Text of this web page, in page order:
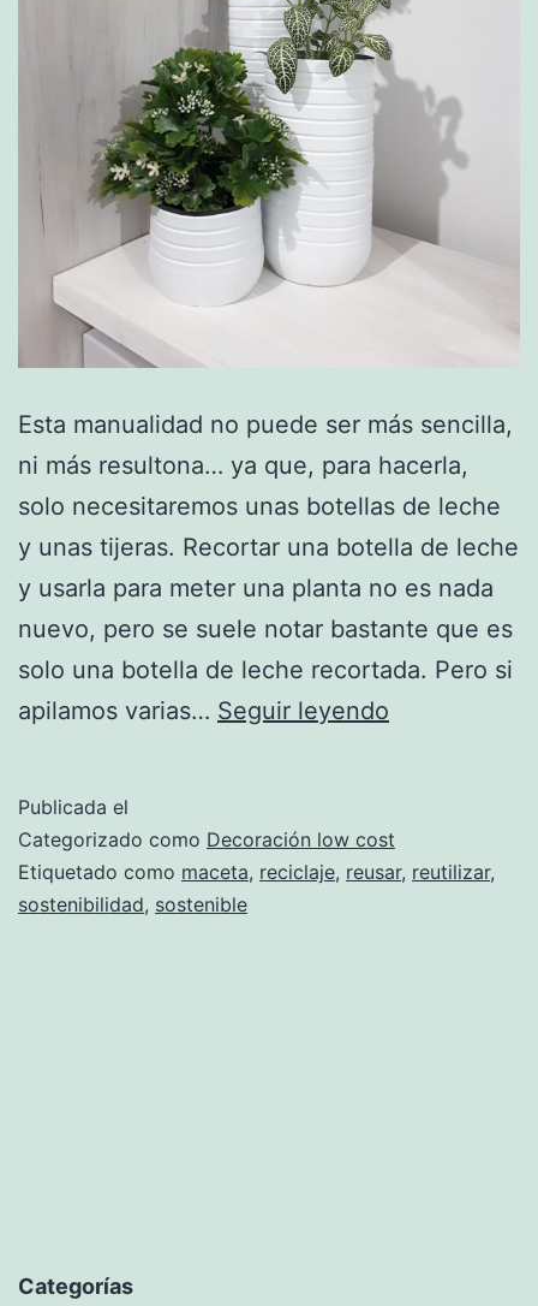
Esta manualidad no puede ser más sencilla,
ni más resultona… ya que, para hacerla,
solo necesitaremos unas botellas de leche
y unas tijeras. Recortar una botella de leche
y usarla para meter una planta no es nada
nuevo, pero se suele notar bastante que es
solo una botella de leche recortada. Pero si
apilamos varias… Seguir leyendo
de
leche
Publicada el
Categorizado como Decoración low cost
Etiquetado como maceta, reciclaje, reusar, reutilizar,
sostenibilidad, sostenible
Categorías